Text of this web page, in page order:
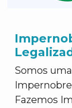
Somos
Fazemos